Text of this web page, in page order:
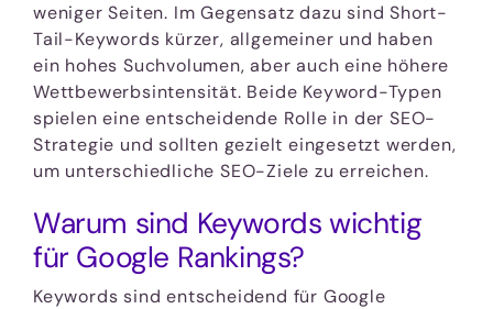
weniger Seiten. Im Gegensatz dazu sind Short-
Tail-Keywords kürzer, allgemeiner und haben
ein hohes Suchvolumen, aber auch eine höhere
Wettbewerbsintensität. Beide Keyword-Typen
spielen eine entscheidende Rolle in der SEO-
Strategie und sollten gezielt eingesetzt werden,
um unterschiedliche SEO-Ziele zu erreichen.
Warum sind Keywords wichtig
für Google Rankings?
Keywords sind entscheidend für Google